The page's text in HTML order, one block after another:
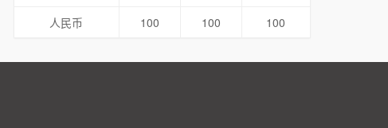
人民币
100 100 100